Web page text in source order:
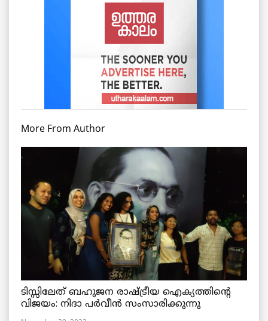
More From Author
ടിസ്സിലേത് ബഹുജന രാഷ്ട്രീയ ഐക്യത്തിന്റെ
വിജയം: നിദാ പർവീൻ സംസാരിക്കുന്നു